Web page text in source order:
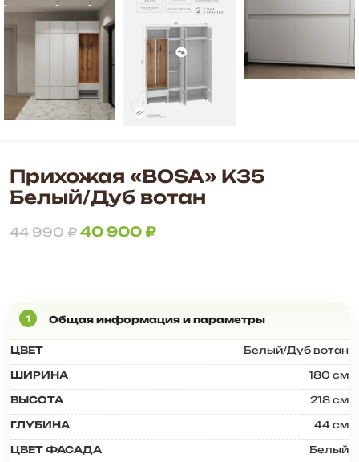
Прихожая «BOSA» К35
Белый/Дуб вотан
44 990₽ 40 900₽
ЦВЕТ Белый/Дуб вотан
ШИРИНА 180 см
ВЫСОТА 218 см
ГЛУБИНА 44 см
ЦВЕТ ФАСАДА Белый